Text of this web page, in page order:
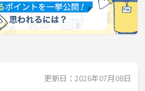
らではの手厚
載♪産休・育
更新日：2026年07月08日